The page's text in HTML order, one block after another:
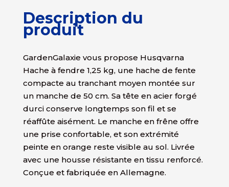
Description du
produit
GardenGalaxie vous propose Husqvarna
Hache à fendre 1,25 kg, une hache de fente
compacte au tranchant moyen montée sur
un manche de 50 cm. Sa tête en acier forgé
durci conserve longtemps son fil et se
réaffûte aisément. Le manche en frêne offre
une prise confortable, et son extrémité
peinte en orange reste visible au sol. Livrée
avec une housse résistante en tissu renforcé.
Conçue et fabriquée en Allemagne.